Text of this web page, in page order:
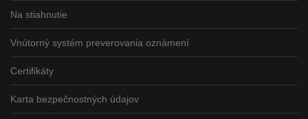
Na stiahnutie
Vnútorný systém preverovania oznámení
Certifikáty
Karta bezpečnostných údajov